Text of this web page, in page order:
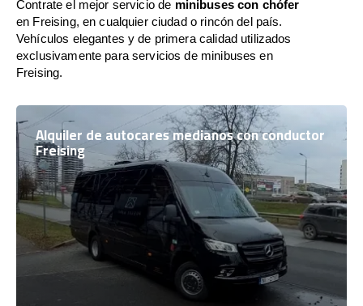
Contrate el mejor servicio de minibuses con chófer
en Freising, en cualquier ciudad o rincón del país.
Vehículos elegantes y de primera calidad utilizados
exclusivamente para servicios de minibuses en
Freising.
Alquiler de autocares medianos con conductor
Freising